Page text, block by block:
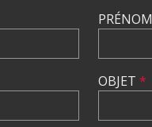
PRÉNOM
OBJET *